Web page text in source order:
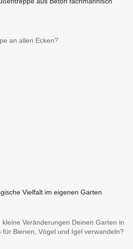
an allen Ecken?
Vielfalt im eigenen Garten
Veränderungen Deinen Garten in
Bienen, Vögel und Igel verwandeln?